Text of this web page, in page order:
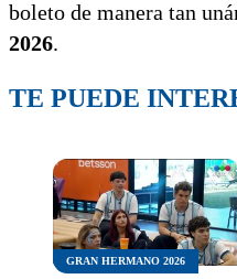
boleto de manera tan
2026.
TE PUEDE
GRAN HERMANO 2026